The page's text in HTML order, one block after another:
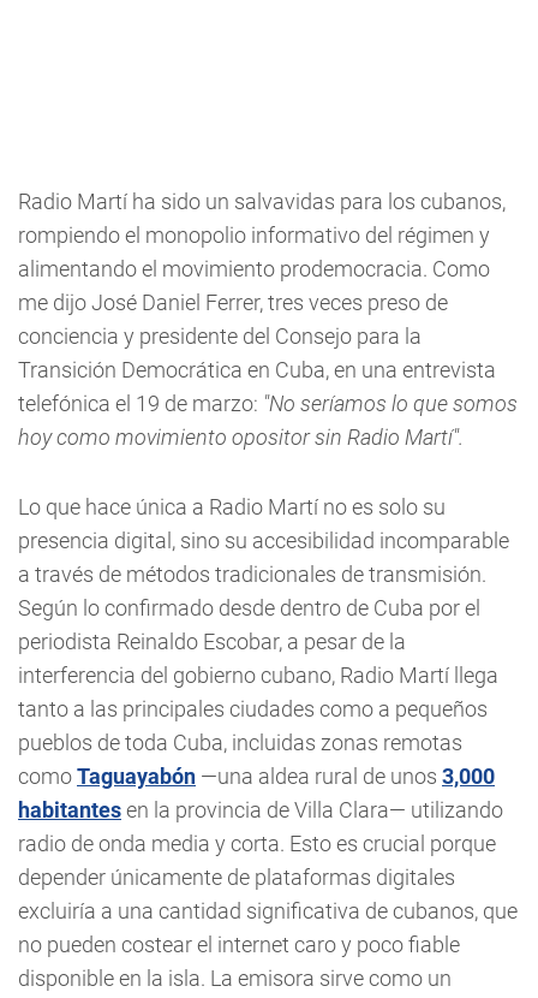
Radio Martí ha sido un salvavidas para los cubanos,
rompiendo el monopolio informativo del régimen y
alimentando el movimiento prodemocracia. Como
me dijo José Daniel Ferrer, tres veces preso de
conciencia y presidente del Consejo para la
Transición Democrática en Cuba, en una entrevista
telefónica el 19 de marzo: "No seríamos lo que somos
hoy como movimiento opositor sin Radio Martí".
Lo que hace única a Radio Martí no es solo su
presencia digital, sino su accesibilidad incomparable
a través de métodos tradicionales de transmisión.
Según lo confirmado desde dentro de Cuba por el
periodista Reinaldo Escobar, a pesar de la
interferencia del gobierno cubano, Radio Martí llega
tanto a las principales ciudades como a pequeños
pueblos de toda Cuba, incluidas zonas remotas
comoTaguayabón —una aldea rural de unos 3,000
habitantesen la provincia de Villa Clara— utilizando
radio de onda media y corta. Esto es crucial porque
depender únicamente de plataformas digitales
excluiría a una cantidad significativa de cubanos, que
no pueden costear el internet caro y poco fiable
disponible en la isla. La emisora sirve como un